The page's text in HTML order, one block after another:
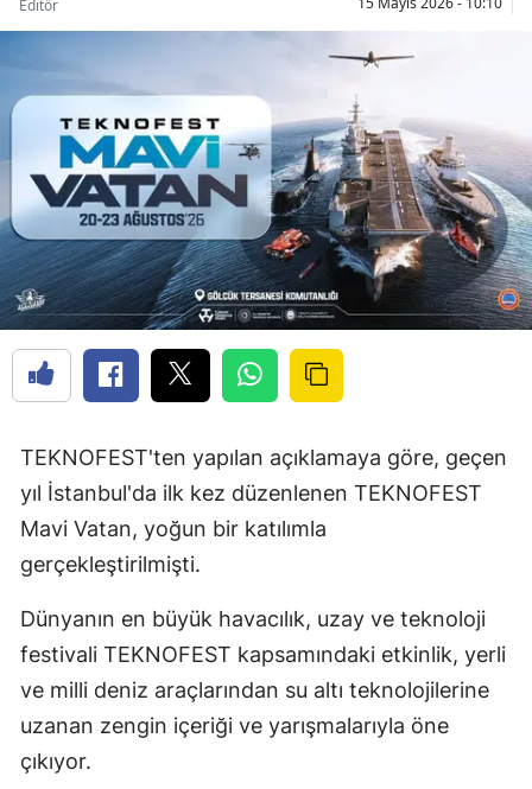
Editör
TEKNOFEST'ten yapılan açıklamaya göre, geçen
yıl İstanbul'da ilk kez düzenlenen TEKNOFEST
Mavi Vatan, yoğun bir katılımla
gerçekleştirilmişti.
Dünyanın en büyük havacılık, uzay ve teknoloji
festivali TEKNOFEST kapsamındaki etkinlik, yerli
ve milli deniz araçlarından su altı teknolojilerine
uzanan zengin içeriği ve yarışmalarıyla öne
çıkıyor.